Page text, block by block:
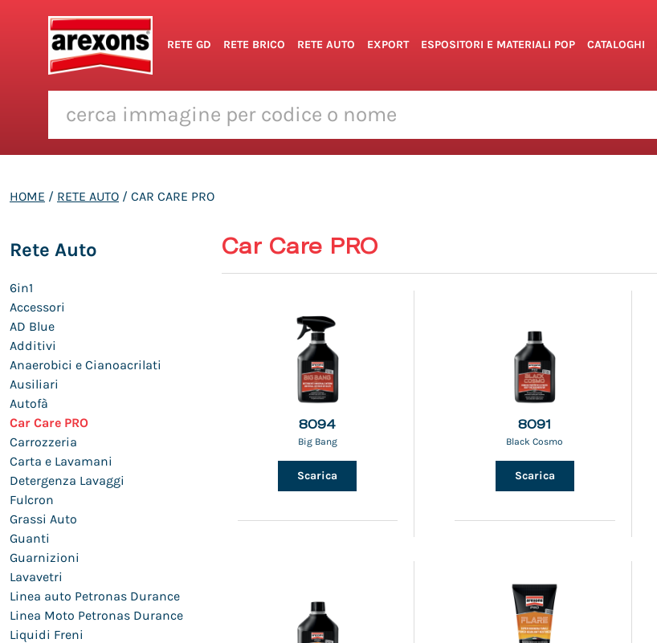
RETE GD RETE BRICO RETE AUTO EXPORT ESPOSITORI E MATERIALI POP CATALOGHI
HOME / RETE AUTO / CAR CARE PRO
Rete Auto
6in1
Accessori
AD Blue
Additivi
Anaerobici e Cianoacrilati
Ausiliari
Autofà
Car Care PRO
Carrozzeria
Carta e Lavamani
Detergenza Lavaggi
Fulcron
Grassi Auto
Guanti
Guarnizioni
Lavavetri
Linea auto Petronas Durance
Linea Moto Petronas Durance
Liquidi Freni
Car Care PRO
8094
Big Bang
Scarica
8091
Black Cosmo
Scarica